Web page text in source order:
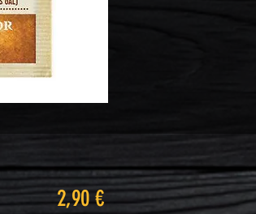
2,90 €Τιμή